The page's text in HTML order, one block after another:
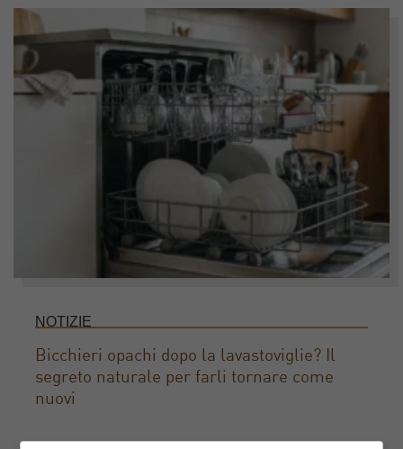
NOTIZIE
Bicchieri opachi dopo la lavastoviglie? Il
segreto naturale per farli tornare come
nuovi